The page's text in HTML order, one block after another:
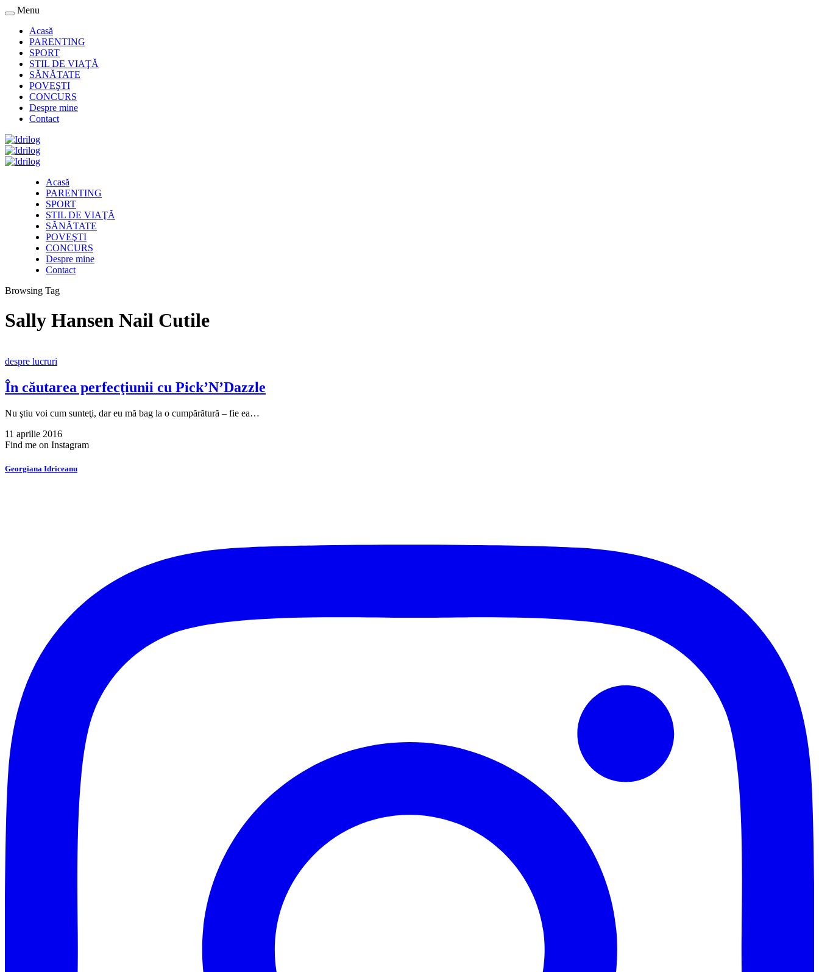
Menu
Acasă
PARENTING
SPORT
STIL DE VIAŢĂ
SĂNĂTATE
POVEŞTI
CONCURS
Despre mine
Contact
Acasă
PARENTING
SPORT
STIL DE VIAŢĂ
SĂNĂTATE
POVEŞTI
CONCURS
Despre mine
Contact
Browsing Tag
Sally Hansen Nail Cutile
despre lucruri
În căutarea perfecţiunii cu Pick’N’Dazzle
Nu ştiu voi cum sunteţi, dar eu mă bag la o cumpărătură – fie ea…
11 aprilie 2016
Find me on Instagram
Georgiana Idriceanu